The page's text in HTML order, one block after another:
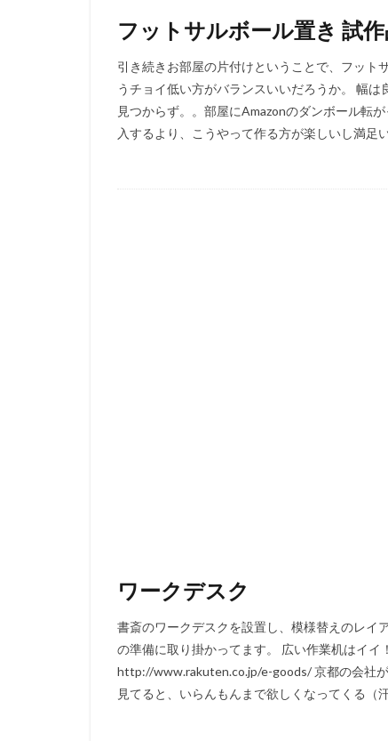
フットサルボール置き 試
引き続きお部屋の片付けということで、フット
うチョイ低い方がバランスいいだろうか。 幅
見つからず。。部屋にAmazonのダンボール転
入するより、こうやって作る方が楽しいし満
ワークデスク
書斎のワークデスクを設置し、模様替えのレイ
の準備に取り掛かってます。 広い作業机はイイ
http://www.rakuten.co.jp/e-goods/ 京都の会社
見てると、いらんもんまで欲しくなってくる（